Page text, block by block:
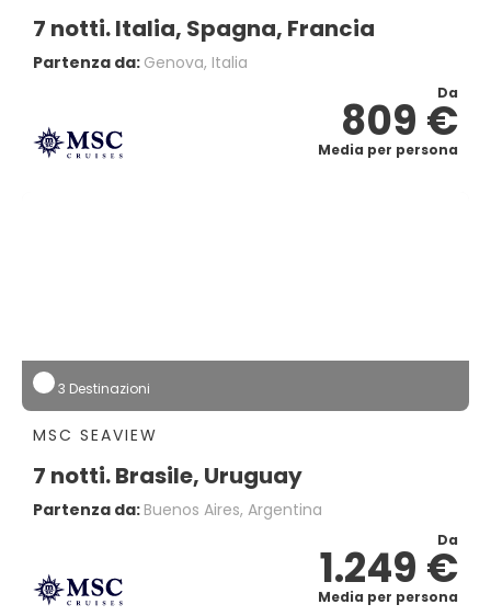
7 notti. Italia, Spagna, Francia
Partenza da: Genova, Italia
Da
809 €
Media per persona
3 Destinazioni
MSC SEAVIEW
7 notti. Brasile, Uruguay
Partenza da: Buenos Aires, Argentina
Da
1.249 €
Media per persona